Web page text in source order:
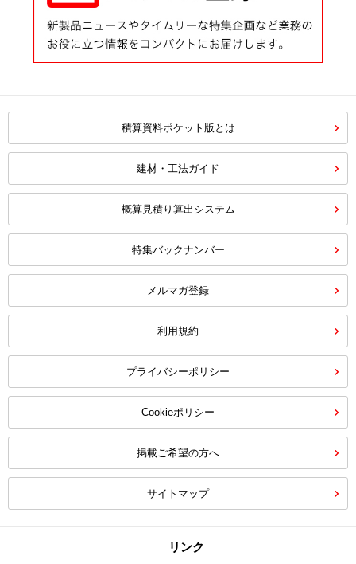
積算資料ポケット版とは
建材・工法ガイド
概算見積り算出システム
特集バックナンバー
メルマガ登録
利用規約
プライバシーポリシー
Cookieポリシー
掲載ご希望の方へ
サイトマップ
リンク